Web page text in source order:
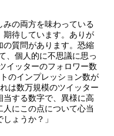
の両方を味わっている
待しています。ありが
の質問があります。恐縮
、個人的に不思議に思っ
イッターのフォロワー数
のインプレッション数が
は数万規模のツイッター
する数字で、異様に高
にこの点について心当
ょうか？」